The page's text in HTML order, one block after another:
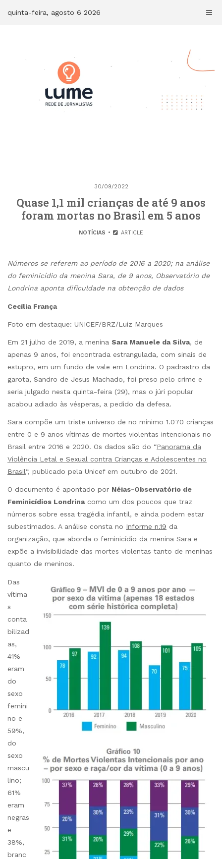
quinta-feira, agosto 6 2026
30/09/2022
Quase 1,1 mil crianças de até 9 anos
foram mortas no Brasil em 5 anos
NOTÍCIAS ARTICLE
Números se referem ao período de 2016 a 2020; na análise
do feminicídio da menina Sara, de 9 anos, Observatório de
Londrina aponta dificuldade na obtenção de dados
Cecília França
Foto em destaque: UNICEF/BRZ/Luiz Marques
Em 21 julho de 2019, a menina Sara Manuele da Silva, de
apenas 9 anos, foi encontrada estrangulada, com sinais de
estupro, em um fundo de vale em Londrina. O padrastro da
garota, Sandro de Jesus Machado, foi preso pelo crime e
seria julgado nesta quinta-feira (29), mas o júri popular
acabou adiado às vésperas, a pedido da defesa.
Sara compõe um triste universo de no mínimo 1.070 crianças
entre 0 e 9 anos vítimas de mortes violentas intencionais no
Brasil entre 2016 e 2020. Os dados são do “Panorama da
Violência Letal e Sexual contra Crianças e Adolescentes no
Brasil“, publicado pela Unicef em outubro de 2021.
O documento é apontado por Néias-Observatório de
Feminicídios Londrinacomo um dos poucos que traz
números sobre essa tragédia infantil, e ainda podem estar
subestimados. A análise consta no Informe n.19 da
organização, que aborda o feminicídio da menina Sara e
expõe a invisibilidade das mortes violentas tanto de meninas
quanto de meninos.
Das
vítima
s
conta
bilizad
as,
41%
eram
do
sexo
femini
no e
59%,
do
sexo
mascu
lino;
61%
eram
negras
e
38%,
branc